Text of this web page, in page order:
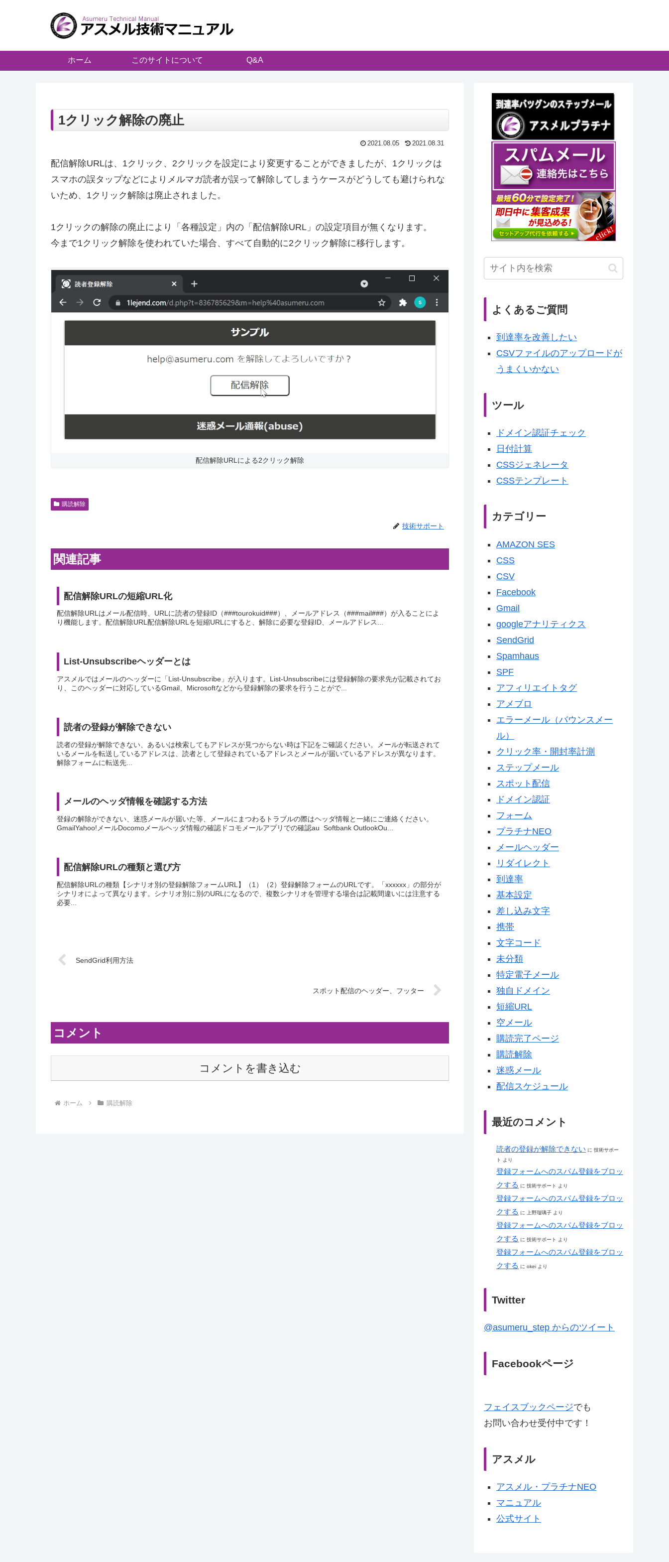
ホーム このサイトについて Q&A
1クリック解除の廃止
2021.08.05 2021.08.31
配信解除URLは、1クリック、2クリックを設定により変更することができましたが、1クリックは
スマホの誤タップなどによりメルマガ読者が誤って解除してしまうケースがどうしても避けられな
いため、1クリック解除は廃止されました。
1クリックの解除の廃止により「各種設定」内の「配信解除URL」の設定項目が無くなります。
今まで1クリック解除を使われていた場合、すべて自動的に2クリック解除に移行します。
配信解除URLによる2クリック解除
購読解除
技術サポート
関連記事
配信解除URLの短縮URL化
配信解除URLはメール配信時、URLに読者の登録ID（###tourokuid###）、メールアドレス（###mail###）が入ることによ
り機能します。配信解除URL配信解除URLを短縮URLにすると、解除に必要な登録ID、メールアドレス...
List-Unsubscribeヘッダーとは
アスメルではメールのヘッダーに「List-Unsubscribe」が入ります。List-Unsubscribeには登録解除の要求先が記載されてお
り、このヘッダーに対応しているGmail、Microsoftなどから登録解除の要求を行うことがで...
読者の登録が解除できない
読者の登録が解除できない、あるいは検索してもアドレスが見つからない時は下記をご確認ください。メールが転送されて
いるメールを転送しているアドレスは、読者として登録されているアドレスとメールが届いているアドレスが異なります。
解除フォームに転送先...
メールのヘッダ情報を確認する方法
登録の解除ができない、迷惑メールが届いた等、メールにまつわるトラブルの際はヘッダ情報と一緒にご連絡ください。
GmailYahoo!メールDocomoメールヘッダ情報の確認ドコモメールアプリでの確認au Softbank OutlookOu...
配信解除URLの種類と選び方
配信解除URLの種類【シナリオ別の登録解除フォームURL】（1）（2）登録解除フォームのURLです。「xxxxxx」の部分が
シナリオによって異なります。シナリオ別に別のURLになるので、複数シナリオを管理する場合は記載間違いには注意する
必要...
SendGrid利用方法
スポット配信のヘッダー、フッター
コメント
コメントを書き込む
ホーム 購読解除
よくあるご質問
到達率を改善したい
CSVファイルのアップロードが
うまくいかない
ツール
ドメイン認証チェック
日付計算
CSSジェネレータ
CSSテンプレート
カテゴリー
AMAZON SES
CSS
CSV
Facebook
Gmail
googleアナリティクス
SendGrid
Spamhaus
SPF
アフィリエイトタグ
アメブロ
エラーメール（バウンスメー
ル）
クリック率・開封率計測
ステップメール
スポット配信
ドメイン認証
フォーム
プラチナNEO
メールヘッダー
リダイレクト
到達率
基本設定
差し込み文字
携帯
文字コード
未分類
特定電子メール
独自ドメイン
短縮URL
空メール
購読完了ページ
購読解除
迷惑メール
配信スケジュール
最近のコメント
読者の登録が解除できない に 技術サポー
ト
より
登録フォームへのスパム登録をブロッ
クする に 技術サポート より
登録フォームへのスパム登録をブロッ
クする に 上野瑠璃子 より
登録フォームへのスパム登録をブロッ
クする に 技術サポート より
登録フォームへのスパム登録をブロッ
クする に okei より
Twitter
@asumeru_step からのツイート
Facebookページ
フェイスブックページでも
お問い合わせ受付中です！
アスメル
アスメル・プラチナNEO
マニュアル
公式サイト